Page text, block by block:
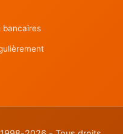
bancaires